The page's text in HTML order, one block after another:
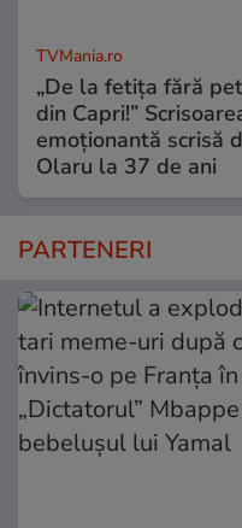
TVMania.ro
„De la fetița fără
din Capri!”
emoționantă scrisă
Olaru la 37 de ani
PARTENERI